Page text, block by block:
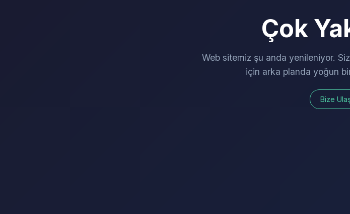
Çok
Web sitemiz şu anda yenileniyor.
için arka planda yoğun
Bize